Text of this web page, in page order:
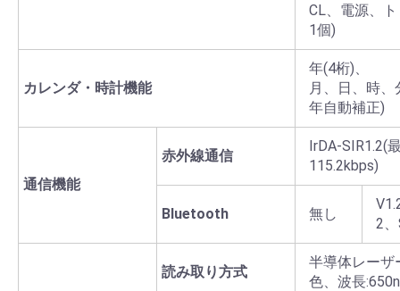
CL、電源、
1個)
カレンダ・時計機能
年(4桁)、
月、日、時、
年自動補正)
通信機能
赤外線通信
IrDA-SIR1.2(
115.2kbps)
Bluetooth 無し
2
読み取り方式
半導体レーザ
色、波長